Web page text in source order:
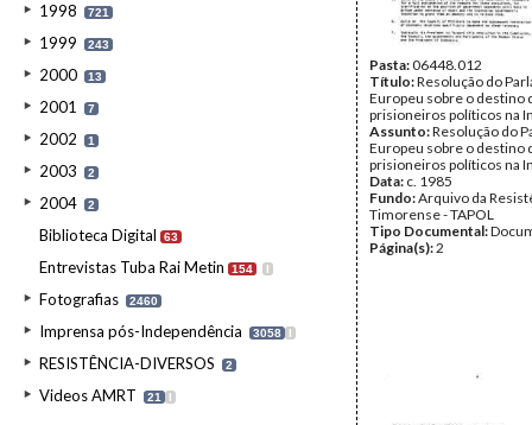
1998 721
1999 243
2000 13
2001 7
2002 1
2003 2
2004 2
Biblioteca Digital 63
Entrevistas Tuba Rai Metin 154 I
Fotografias 2460
Imprensa pós-Independência 3058 I
RESISTÊNCIA-DIVERSOS 2
Videos AMRT 21 I
Pasta:06448.012
Título:Resolução do
Europeu sobre o destino
prisioneiros políticos na
Assunto:Resolução do
Europeu sobre o destino
prisioneiros políticos na
Data: c. 1985
Fundo:Arquivo da
Timorense - TAPOL
Tipo Documental:
Página(s):2